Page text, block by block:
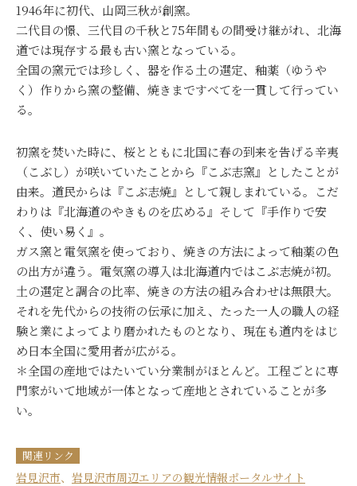
1946年に初代、山岡三秋が創窯。
二代目の憬、三代目の千秋と75年間もの間受け継がれ、北海
道では現存する最も古い窯となっている。
全国の窯元では珍しく、器を作る土の選定、釉薬（ゆうや
く）作りから窯の整備、焼きまですべてを一貫して行ってい
る。
初窯を焚いた時に、桜とともに北国に春の到来を告げる辛夷
（こぶし）が咲いていたことから『こぶ志窯』としたことが
由来。道民からは『こぶ志焼』として親しまれている。こだ
わりは『北海道のやきものを広める』そして『手作りで安
く、使い易く』。
ガス窯と電気窯を使っており、焼きの方法によって釉薬の色
の出方が違う。電気窯の導入は北海道内ではこぶ志焼が初。
土の選定と調合の比率、焼きの方法の組み合わせは無限大。
それを先代からの技術の伝承に加え、たった一人の職人の経
験と業によってより磨かれたものとなり、現在も道内をはじ
め日本全国に愛用者が広がる。
＊全国の産地ではたいてい分業制がほとんど。工程ごとに専
門家がいて地域が一体となって産地とされていることが多
い。
関連リンク
岩見沢市、 岩見沢市周辺エリアの観光情報ポータルサイト